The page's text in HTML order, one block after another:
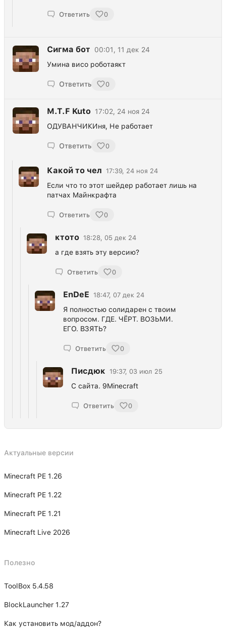
Ответить 0
Сигма бот
00:01, 11 дек 24
Умина висо роботаякт
Ответить 0
M.T.F Kuto 17:02, 24 ноя 24
ОДУВАНЧИКИня, Не работает
Ответить 0
Какой то чел 17:39, 24 ноя 24
Если что то этот шейдер работает лишь на
патчах Майнкрафта
Ответить 0
ктото 18:28, 05 дек 24
а где взять эту версию?
Ответить 0
EnDeE 18:47, 07 дек 24
Я полностью солидарен с твоим
вопросом. ГДЕ. ЧЁРТ. ВОЗЬМИ.
ЕГО. ВЗЯТЬ?
Ответить 0
Писдюк 19:37, 03 июл 25
С сайта. 9Minecraft
Ответить 0
Актуальные версии
Minecraft PE 1.26
Minecraft PE 1.22
Minecraft PE 1.21
Minecraft Live 2026
Полезно
ToolBox 5.4.58
BlockLauncher 1.27
Как установить мод/аддон?